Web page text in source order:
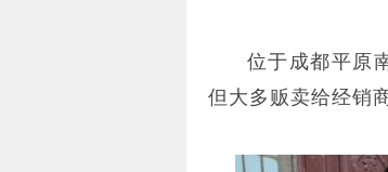
位于成都平原
但大多贩卖给经销